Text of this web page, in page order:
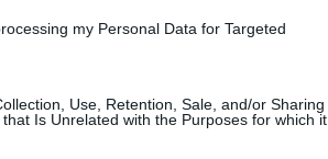
my Personal Data for Targeted
Use, Retention, Sale, and/or Sharing
Is Unrelated with the Purposes for which it